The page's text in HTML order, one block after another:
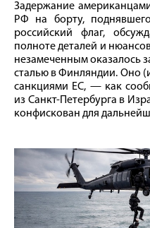
Задержание
РФ на борту,
российский флаг,
полноте деталей и
незамеченным оказалось
сталью в Финляндии. Оно
санкциями ЕС, — как
из Санкт-Петербурга в
конфискован для